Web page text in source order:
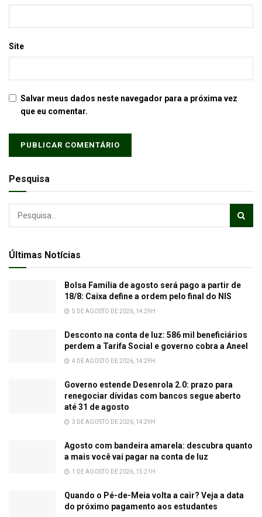
Site
Salvar meus dados neste navegador para a próxima vez
que eu comentar.
Pesquisa
Últimas Notícias
Bolsa Família de agosto será pago a partir de
18/8: Caixa define a ordem pelo final do NIS
5 DE AGOSTO DE 2026, 14:29H
Desconto na conta de luz: 586 mil beneficiários
perdem a Tarifa Social e governo cobra a Aneel
4 DE AGOSTO DE 2026, 14:29H
Governo estende Desenrola 2.0: prazo para
renegociar dívidas com bancos segue aberto
até 31 de agosto
3 DE AGOSTO DE 2026, 14:29H
Agosto com bandeira amarela: descubra quanto
a mais você vai pagar na conta de luz
1 DE AGOSTO DE 2026, 15:21H
Quando o Pé-de-Meia volta a cair? Veja a data
do próximo pagamento aos estudantes